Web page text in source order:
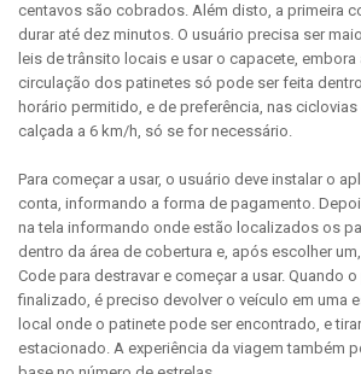
centavos são cobrados. Além disto, a primeira
durar até dez minutos. O usuário precisa ser
leis de trânsito locais e usar o capacete,
circulação dos patinetes só pode ser feita
horário permitido, e de preferência, nas
calçada a 6 km/h, só se for necessário.
Para começar a usar, o usuário deve instalar o
conta, informando a forma de pagamento.
na tela informando onde estão localizados os
dentro da área de cobertura e, após escolher
Code para destravar e começar a usar. Quando
finalizado, é preciso devolver o veículo em uma
local onde o patinete pode ser encontrado, e
estacionado. A experiência da viagem também